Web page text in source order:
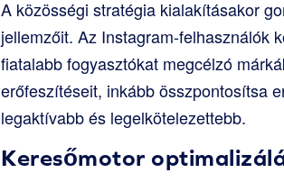
A közösségi stratégia kialakításakor
jellemzőit. Az Instagram-felhasználók
fiatalabb fogyasztókat megcélzó
erőfeszítéseit, inkább összpontosítsa
legaktívabb és legelkötelezettebb.
Keresőmotor